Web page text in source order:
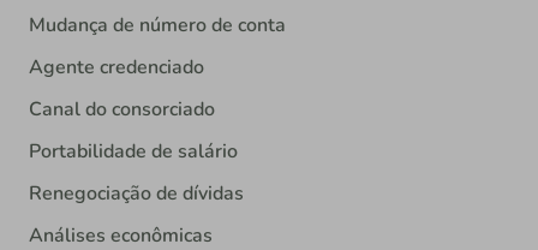
Mudança de número de conta
Agente credenciado
Canal do consorciado
Portabilidade de salário
Renegociação de dívidas
Análises econômicas